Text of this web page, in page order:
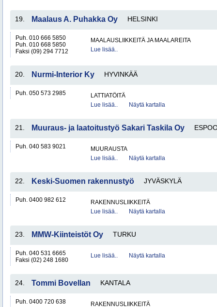
19. Maalaus A. Puhakka Oy HELSINKI
Puh. 010 666 5850
Puh. 010 668 5850
Faksi (09) 294 7712
MAALAUSLIIKKEITÄ JA MAALAREITA
Lue lisää..
20. Nurmi-Interior Ky HYVINKÄÄ
Puh. 050 573 2985
LATTIATÖITÄ
Lue lisää..
Näytä kartalla
21. Muuraus- ja laatoitustyö Sakari Taskila Oy
Puh. 040 583 9021
MUURAUSTA
Lue lisää..
Näytä kartalla
22. Keski-Suomen rakennustyö JYVÄSKYLÄ
Puh. 0400 982 612
RAKENNUSLIIKKEITÄ
Lue lisää..
Näytä kartalla
23. MMW-Kiinteistöt Oy TURKU
Puh. 040 531 6665
Faksi (02) 248 1680
Lue lisää.. Näytä kartalla
24. Tommi Bovellan KANTALA
Puh. 0400 720 638 RAKENNUSLIIKKEITÄ